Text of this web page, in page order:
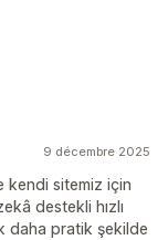
9 décembre 2025
kendi sitemiz için
destekli hızlı
daha pratik şekilde